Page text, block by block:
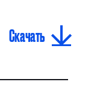
Скачать